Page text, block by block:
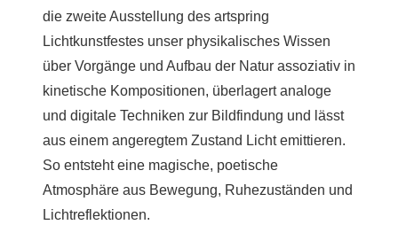
die zweite Ausstellung des artspring
Lichtkunstfestes unser physikalisches Wissen
über Vorgänge und Aufbau der Natur assoziativ in
kinetische Kompositionen, überlagert analoge
und digitale Techniken zur Bildfindung und lässt
aus einem angeregtem Zustand Licht emittieren.
So entsteht eine magische, poetische
Atmosphäre aus Bewegung, Ruhezuständen und
Lichtreflektionen.